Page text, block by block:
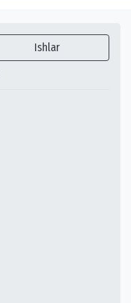
Ishlar